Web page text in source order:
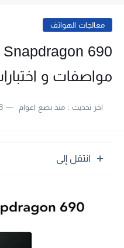
معالجات الهواتف
مواصفات و
اخر تحديث :منذ بضع اعوام 8
انتقل إلى